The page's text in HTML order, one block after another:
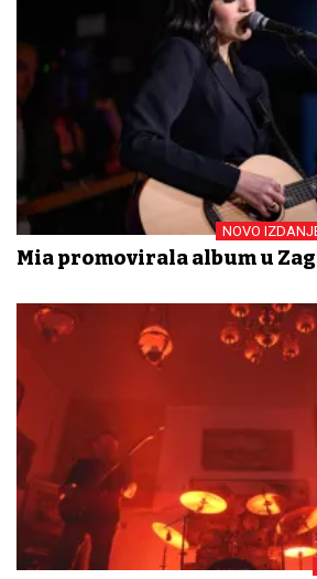
NOVO
Mia promovirala album u